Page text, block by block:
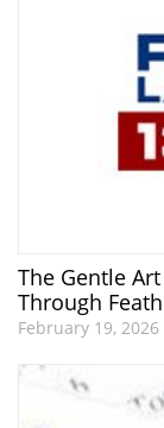
The Gentle
Through
February 19, 2026